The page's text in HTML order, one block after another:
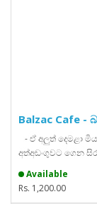
Balzac Cafe -
- ඒ අලුත් දෙමළා
අත්අඩංගුවට ගෙන
Available
Rs. 1,200.00